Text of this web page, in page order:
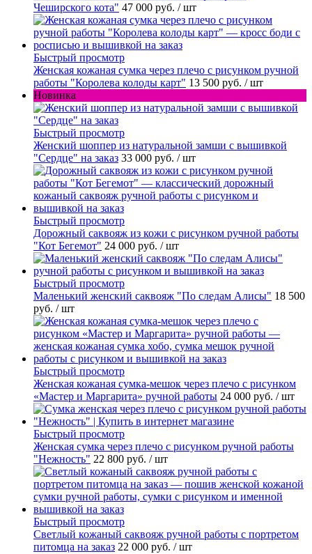
Чеширского кота" 47 000 руб. / шт
Быстрый просмотр
Женская кожаная сумка через плечо с рисунком ручной
работы "Королева колоды карт" 13 500 руб. / шт
Новинка
Быстрый просмотр
Женский шоппер из натуральной замши с вышивкой
"Сердце" на заказ 33 000 руб. / шт
Быстрый просмотр
Дорожный саквояж из кожи с рисунком ручной работы
"Кот Бегемот" 24 000 руб. / шт
Быстрый просмотр
Маленький женский саквояж "По следам Алисы" 18 500
руб. / шт
Быстрый просмотр
Женская кожаная сумка-мешок через плечо с рисунком
«Мастер и Маргарита» ручной работы 24 000 руб. / шт
Быстрый просмотр
Женская сумка через плечо с рисунком ручной работы
"Нежность" 22 800 руб. / шт
Быстрый просмотр
Светлый кожаный саквояж ручной работы с портретом
питомца на заказ 22 000 руб. / шт